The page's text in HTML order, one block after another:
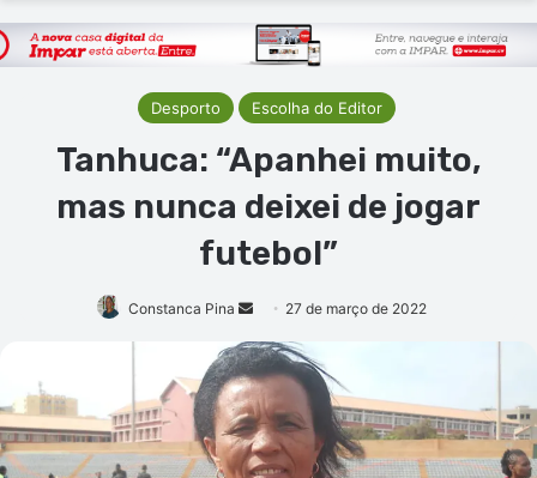
Desporto Escolha do Editor
Tanhuca: “Apanhei muito,
mas nunca deixei de jogar
futebol”
Constanca Pina
Mande
e-
mail
27 de março de 2022